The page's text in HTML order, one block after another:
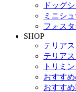
ドッグ
ミニシ
フォス
SHOP
テリア
テリア
トリミ
おすす
おすす